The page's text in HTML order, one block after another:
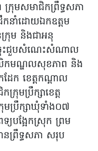
ក្រុមសមាជិកព្រឹទ្ធសភា
កនាំដោយឯកឧត្តម
រុម និងជាអនុ
ចុះជួបសំណេះសំណាល
លិកមណ្ឌលសុខភាព និង
ែក ខេត្តកណ្តាល
មប្រឹក្សាខេត្ត
ប្រឹក្សាឃុំទាំង០៧
បង្អែកស្រុក ព្រម
ានព្រឹទ្ធសភា សរុប